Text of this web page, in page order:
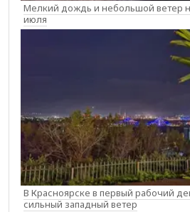
Мелкий дождь и небольшой ветер
июля
В Красноярске в первый рабочий
сильный западный ветер